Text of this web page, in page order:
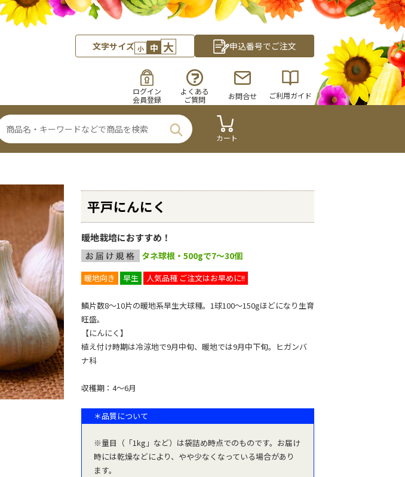
文字サイズ 小 中 大 申込番号でご注文
ログイン
会員登録
よくある
ご質問
お問合せ ご利用ガイド
カート
平戸にんにく
暖地栽培におすすめ！
タネ球根・500gで7～30個
暖地向き 早生 人気品種 ご注文はお早めに!!
鱗片数8～10片の暖地系早生大球種。1球100～150gほどになり生育
旺盛。
【にんにく】
植え付け時期は冷涼地で9月中旬、暖地では9月中下旬。ヒガンバ
ナ科
収穫期：4～6月
＊品質について
※量目（「1kg」など）は袋詰め時点でのものです。お届け
時には乾燥などにより、やや少なくなっている場合があり
ます。